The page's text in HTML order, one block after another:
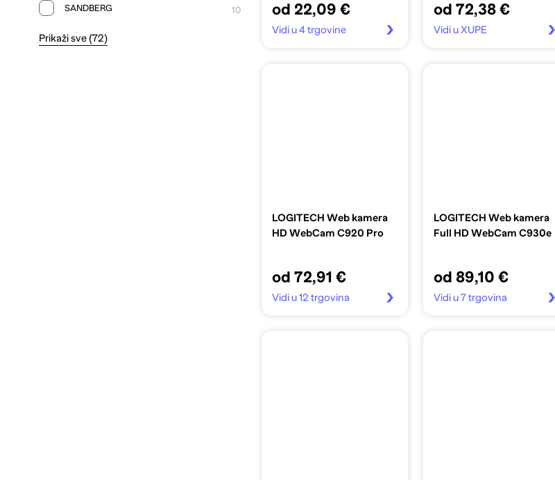
SANDBERG 10
Prikaži sve (72)
od 22,09 €
Vidi u 4 trgovine
od 72,38 €
Vidi u XUPE
LOGITECH Web kamera
HD WebCam C920 Pro
od 72,91 €
Vidi u 12 trgovina
LOGITECH Web kamera
Full HD WebCam C930e
od 89,10 €
Vidi u 7 trgovina